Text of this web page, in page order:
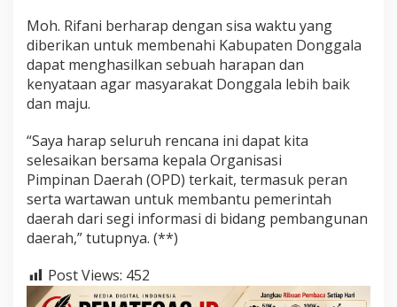
Moh. Rifani berharap dengan sisa waktu yang
diberikan untuk membenahi Kabupaten Donggala
dapat menghasilkan sebuah harapan dan
kenyataan agar masyarakat Donggala lebih baik
dan maju.
“Saya harap seluruh rencana ini dapat kita
selesaikan bersama kepala Organisasi
Pimpinan Daerah (OPD) terkait, termasuk peran
serta wartawan untuk membantu pemerintah
daerah dari segi informasi di bidang pembangunan
daerah,” tutupnya. (**)
Post Views: 452